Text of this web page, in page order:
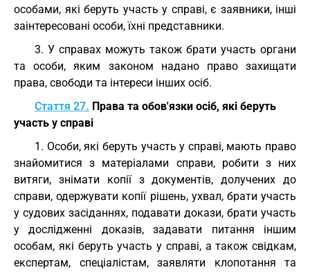
особами, які беруть участь у справі, є заявники, інші
заінтересовані особи, їхні представники.
3. У справах можуть також брати участь органи
та особи, яким законом надано право захищати
права, свободи та інтереси інших осіб.
Стаття 27. Права та обов'язки осіб, які беруть
участь у справі
1. Особи, які беруть участь у справі, мають право
знайомитися з матеріалами справи, робити з них
витяги, знімати копії з документів, долучених до
справи, одержувати копії рішень, ухвал, брати участь
у судових засіданнях, подавати докази, брати участь
у дослідженні доказів, задавати питання іншим
особам, які беруть участь у справі, а також свідкам,
експертам, спеціалістам, заявляти клопотання та